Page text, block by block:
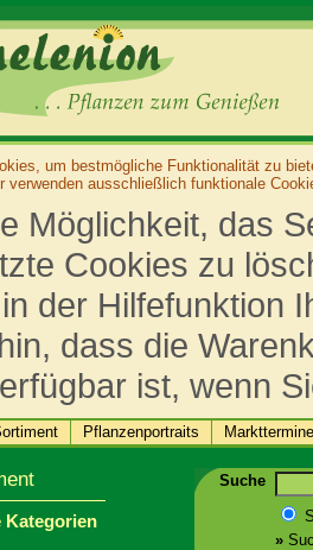
um bestmögliche Funktionalität zu
verwenden ausschließlich funktionale
Möglichkeit, das
Cookies zu
der Hilfefunktion
dass die
ist, wenn
Pflanzenportraits Markttermine
Kategorien
Suche
»